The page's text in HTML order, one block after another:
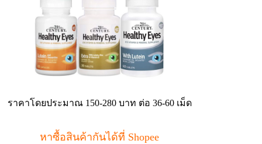
ราคาโดยประมาณ 150-280 บาท ต่อ 36-60 เม็ด
หาซื้อสินค้ากันได้ที่ Shopee